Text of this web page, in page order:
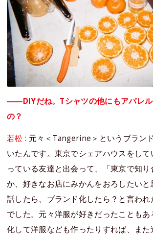
――DIYだね。Tシャツの他にもアパレ
の？
若松 : 元々＜Tangerine＞というブラン
いたんです。東京でシェアハウスをし
っている友達と出会って、「東京で知り
か、好きなお店にみかんをおろしたいと
話したら、ブランド化したら？と言われ
でした。元々洋服が好きだったこともあ
化して洋服なども作ったりすれば、また